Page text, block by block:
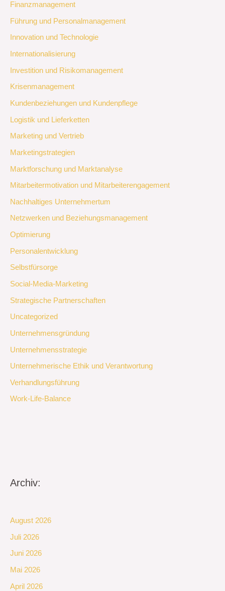
Finanzmanagement
Führung und Personalmanagement
Innovation und Technologie
Internationalisierung
Investition und Risikomanagement
Krisenmanagement
Kundenbeziehungen und Kundenpflege
Logistik und Lieferketten
Marketing und Vertrieb
Marketingstrategien
Marktforschung und Marktanalyse
Mitarbeitermotivation und Mitarbeiterengagement
Nachhaltiges Unternehmertum
Netzwerken und Beziehungsmanagement
Optimierung
Personalentwicklung
Selbstfürsorge
Social-Media-Marketing
Strategische Partnerschaften
Uncategorized
Unternehmensgründung
Unternehmensstrategie
Unternehmerische Ethik und Verantwortung
Verhandlungsführung
Work-Life-Balance
Archiv:
August 2026
Juli 2026
Juni 2026
Mai 2026
April 2026